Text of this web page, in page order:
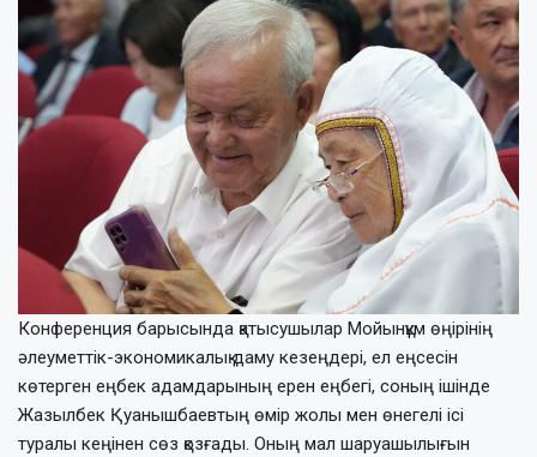
Конференция барысында қатысушылар Мойынқұм өңірінің
әлеуметтік-экономикалық даму кезеңдері, ел еңсесін
көтерген еңбек адамдарының ерен еңбегі, соның ішінде
Жазылбек Қуанышбаевтың өмір жолы мен өнегелі ісі
туралы кеңінен сөз қозғады. Оның мал шаруашылығын